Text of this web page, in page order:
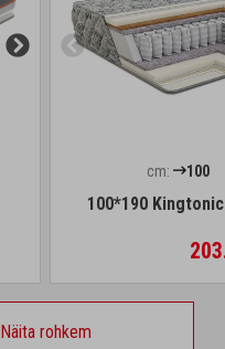
cm: 100
100*190
Näita rohkem